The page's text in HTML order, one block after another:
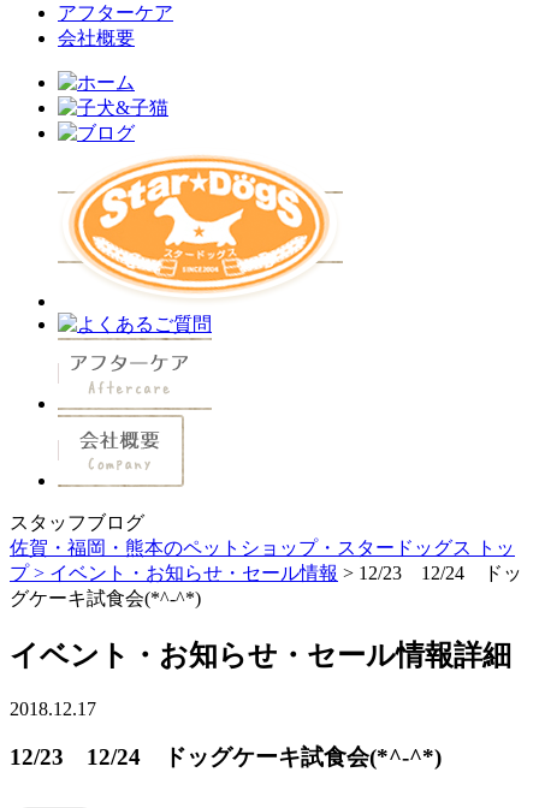
アフターケア
会社概要
スタッフブログ
佐賀・福岡・熊本のペットショップ・スタードッグス トッ
プ > イベント・お知らせ・セール情報 > 12/23 12/24 ドッ
グケーキ試食会(*^-^*)
イベント・お知らせ・セール情報詳細
2018.12.17
12/23 12/24 ドッグケーキ試食会(*^-^*)